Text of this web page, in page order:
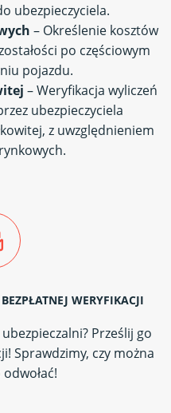
ubezpieczyciela.
– Określenie kosztów
po częściowym
pojazdu.
– Weryfikacja wyliczeń
ubezpieczyciela
z uwzględnieniem
WERYFIKACJI
Prześlij go
Sprawdzimy, czy można